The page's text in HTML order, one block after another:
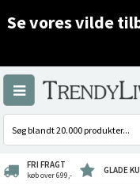
Se vores vilde
FRI FRAGT
køb over 699,- GLADE